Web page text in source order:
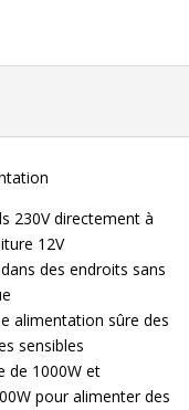
230V directement à
12V
des endroits sans
alimentation sûre des
sensibles
de 1000W et
pour alimenter des